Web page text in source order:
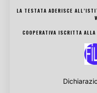
LA TESTATA ADERISCE
COOPERATIVA ISCRITTA